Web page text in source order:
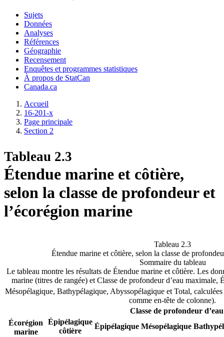
Sujets
Données
Analyses
Références
Géographie
Recensement
Enquêtes et programmes statistiques
À propos de StatCan
Canada.ca
Accueil
16-201-x
Page principale
Section 2
Tableau 2.3
Étendue marine et côtière,
selon la classe de profondeur et
l’écorégion marine
Tableau 2.3
Étendue marine et côtière, selon la classe de
Sommaire du tableau
Le tableau montre les résultats de Étendue marine et côtière. Les
marine (titres de rangée) et Classe de profondeur d’eau
Mésopélagique, Bathypélagique, Abyssopélagique et Total,
comme en-tête de colonne).
Écorégion
marine
Classe de profondeur
Épipélagique
côtière
Épipélagique Mésopélagique